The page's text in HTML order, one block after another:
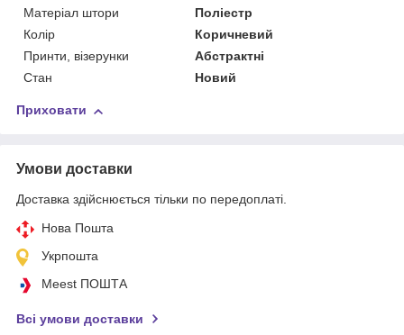
Матеріал штори
Поліестр
Колір
Коричневий
Принти, візерунки
Абстрактні
Стан
Новий
Приховати
Умови доставки
Доставка здійснюється тільки по передоплаті.
Нова Пошта
Укрпошта
Meest ПОШТА
Всі умови доставки